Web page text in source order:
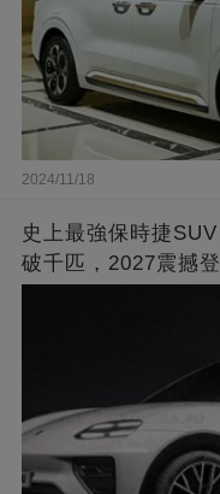
2024/11/18
史上最強保時捷
破千匹，2027震撼